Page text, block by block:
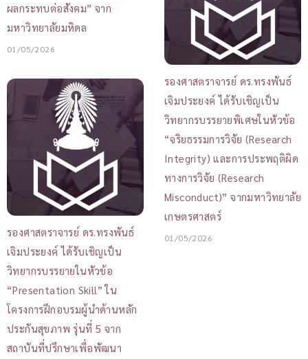
ผลกระทบต่อสังคม” จาก
มหาวิทยาลัยมหิดล
01/05/2026
รองศาสตราจารย์ ดร.ทรงพันธ์
เจิมประยงค์ ได้รับเชิญเป็น
วิทยากรบรรยายพิเศษในหัวข้อ
“จริยธรรมการวิจัย (Research
Integrity) และการประพฤติผิด
ทางการวิจัย (Research
Misconduct)” จากมหาวิทยาลัย
เกษตรศาสตร์
01/05/2026
รองศาสตราจารย์ ดร.ทรงพันธ์
เจิมประยงค์ ได้รับเชิญเป็น
วิทยากรบรรยายในหัวข้อ
“Presentation Skill” ใน
โครงการฝึกอบรมผู้นำด้านหลัก
ประกันสุขภาพ รุ่นที่ 5 จาก
สถาบันที่ปรึกษาเพื่อพัฒนา